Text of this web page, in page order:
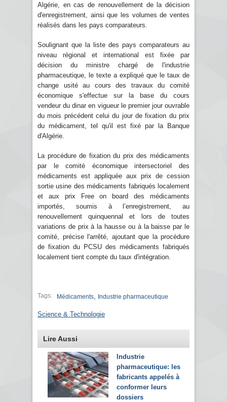
Algérie, en cas de renouvellement de la décision
d'enregistrement, ainsi que les volumes de ventes
réalisés dans les pays comparateurs.
Soulignant que la liste des pays comparateurs au
niveau régional et international est fixée par
décision du ministre chargé de l'industrie
pharmaceutique, le texte a expliqué que le taux de
change usité au cours des travaux du comité
économique s'effectue sur la base du cours
vendeur du dinar en vigueur le premier jour ouvrable
du mois précédent celui du jour de fixation du prix
du médicament, tel qu'il est fixé par la Banque
d'Algérie.
La procédure de fixation du prix des médicaments
par le comité économique intersectoriel des
médicaments est appliquée aux prix de cession
sortie usine des médicaments fabriqués localement
et aux prix Free on board des médicaments
importés, soumis à l’enregistrement, au
renouvellement quinquennal et lors de toutes
variations de prix à la hausse ou à la baisse par le
comité, précise l'arrêté, ajoutant que la procédure
de fixation du PCSU des médicaments fabriqués
localement tient compte du taux d'intégration.
Tags: Médicaments Industrie pharmaceutique
Science & Technologie
Lire Aussi
Industrie
pharmaceutique: les
fabricants appelés à
conformer leurs
dossiers